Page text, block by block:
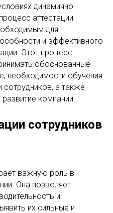
динамично
аттестации
для
и эффективного
Этот процесс
обоснованные
необходимости обучения
а также
развитие компании.
сотрудников
важную роль в
Она позволяет
и
их сильные и